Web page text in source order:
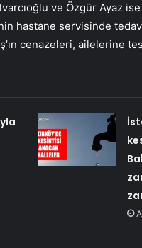
ve Özgür Ayaz ise
hastane servisinde
cenazeleri, ailelerine